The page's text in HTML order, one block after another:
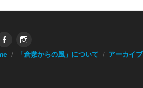
FacebookInstagram
「倉敷からの風」について アーカイブ